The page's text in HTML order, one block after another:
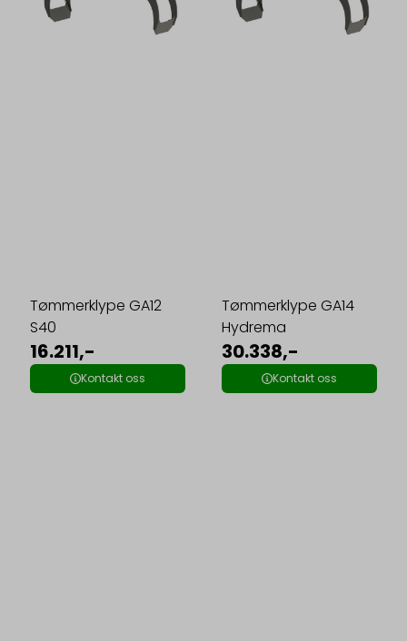
Tømmerklype GA12
S40
16.211,-
Kontakt oss
Tømmerklype GA14
Hydrema
30.338,-
Kontakt oss